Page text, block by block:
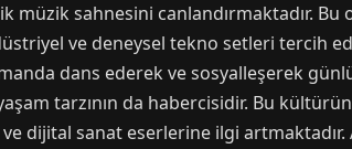
müzik sahnesini canlandırmaktadır.
ve deneysel tekno setleri tercih
dans ederek ve sosyalleşerek
tarzının da habercisidir. Bu
dijital sanat eserlerine ilgi artmaktadır.